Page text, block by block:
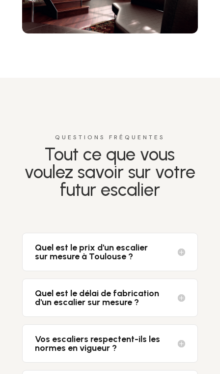
QUESTIONS FRÉQUENTES
Tout ce que vous
voulez savoir sur votre
futur escalier
Quel est le prix d'un escalier
sur mesure à Toulouse ?
Quel est le délai de fabrication
d'un escalier sur mesure ?
Vos escaliers respectent-ils les
normes en vigueur ?